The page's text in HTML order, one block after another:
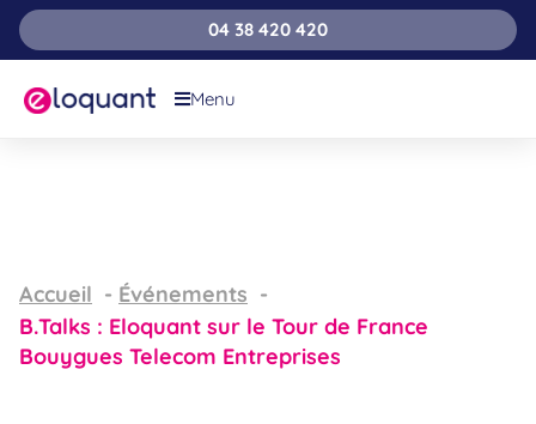
04 38 420 420
Menu
Accueil
Événements
B.Talks : Eloquant sur le Tour de France
Bouygues Telecom Entreprises